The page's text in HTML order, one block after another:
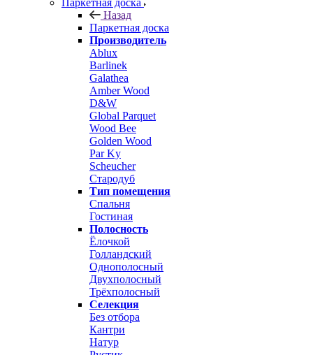
Паркетная доска
Назад
Паркетная доска
Производитель
Ablux
Barlinek
Galathea
Amber Wood
D&W
Global Parquet
Wood Bee
Golden Wood
Par Ky
Scheucher
Стародуб
Тип помещения
Спальня
Гостиная
Полосность
Ёлочкой
Голландский
Однополосный
Двухполосный
Трёхполосный
Селекция
Без отбора
Кантри
Натур